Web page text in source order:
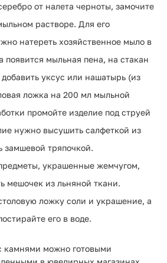
от налета черноты, замочите
растворе. Для его
натереть хозяйственное мыло в
появится мыльная пена, на стакан
добавить уксус или нашатырь (из
ложка на 200 мл мыльной
промойте изделие под струей
нужно высушить салфеткой из
замшевой тряпочкой.
украшенные жемчугом,
мешочек из льняной ткани.
ложку соли и украшение, а
его в воде.
камнями можно готовыми